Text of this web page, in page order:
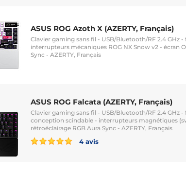
ASUS ROG Azoth X (AZERTY, Français)
Clavier gaming sans fil - USB/Bluetooth/RF 2.4 GHz
interrupteurs mécaniques ROG NX Snow v2 - écran
Sync - AZERTY, Français
ASUS ROG Falcata (AZERTY, Français)
Clavier gaming sans fil - USB/Bluetooth/RF 2.4 GHz
conception scindable - interrupteurs magnétiques
rétroéclairage RGB Aura Sync - AZERTY, Français
4 avis